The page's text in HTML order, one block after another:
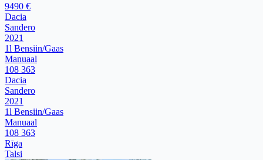
9490 €
Dacia
Sandero
2021
1l Bensiin/Gaas
Manuaal
108 363
Dacia
Sandero
2021
1l Bensiin/Gaas
Manuaal
108 363
Rīga
Talsi